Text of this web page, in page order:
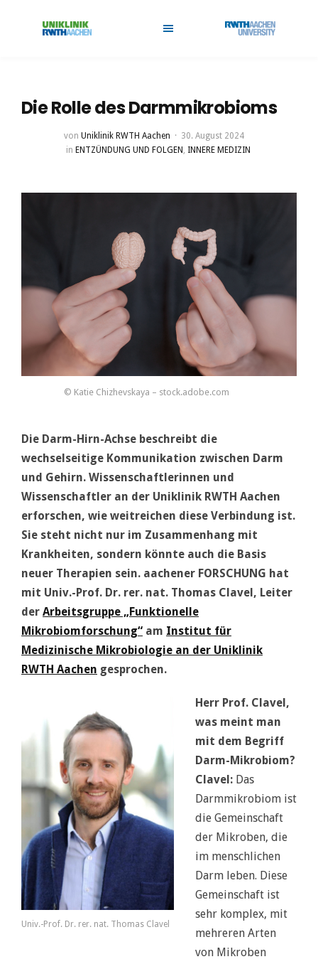
Die Rolle des Darmmikrobioms
von Uniklinik RWTH Aachen
30. August 2024
in ENTZÜNDUNG UND FOLGEN , INNERE MEDIZIN
© Katie Chizhevskaya – stock.adobe.com
Die Darm-Hirn-Achse beschreibt die
wechselseitige Kommunikation zwischen Darm
und Gehirn. Wissenschaftlerinnen und
Wissenschaftler an der Uniklinik RWTH Aachen
erforschen, wie weitreichen diese Verbindung ist.
Sie steht nicht nur im Zusammenhang mit
Krankheiten, sondern könnte auch die Basis
neuer Therapien sein. aachener FORSCHUNG hat
mit Univ.-Prof. Dr. rer. nat. Thomas Clavel, Leiter
der Arbeitsgruppe „Funktionelle
Mikrobiomforschung“ am Institut für
Medizinische Mikrobiologie an der Uniklinik
RWTH Aachen gesprochen.
Univ.-Prof. Dr. rer. nat. Thomas Clavel
Herr Prof. Clavel,
was meint man
mit dem Begriff
Darm-Mikrobiom?
Clavel: Das
Darmmikrobiom ist
die Gemeinschaft
der Mikroben, die
im menschlichen
Darm leben. Diese
Gemeinschaft ist
sehr komplex, mit
mehreren Arten
von Mikroben